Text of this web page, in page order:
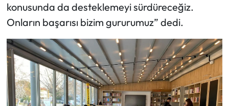
konusunda da desteklemeyi sürdüreceğiz.
Onların başarısı bizim gururumuz” dedi.